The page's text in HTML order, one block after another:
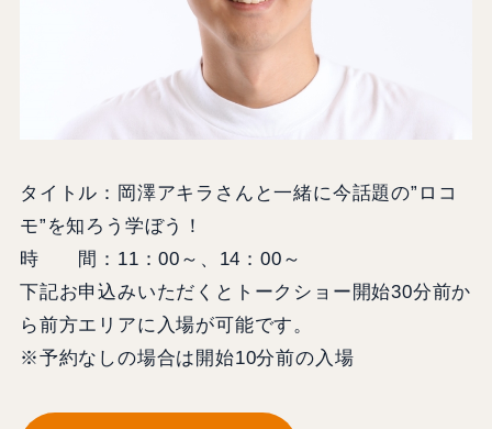
タイトル：岡澤アキラさんと一緒に今話題の”ロコ
モ”を知ろう学ぼう！
時 間：11：00～、14：00～
下記お申込みいただくとトークショー開始30分前か
ら前方エリアに入場が可能です。
※予約なしの場合は開始10分前の入場